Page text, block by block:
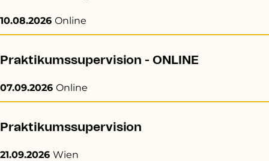
10.08.2026 Online
Praktikumssupervision - ONLINE
07.09.2026 Online
Praktikumssupervision
21.09.2026 Wien